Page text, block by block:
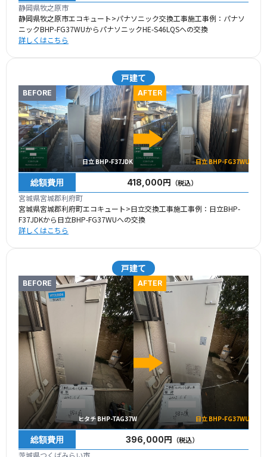
静岡県牧之原市
静岡県牧之原市エコキュート>パナソニック交換工事施工事例：パナソ
ニックBHP-FG37WUからパナソニックHE-S46LQSへの交換
詳しくはこちら
戸建て
BEFORE
日立 BHP-F37JDK
AFTER
日立 BHP-FG37WU
総額費用 418,000円 （税込）
宮城県宮城郡利府町
宮城県宮城郡利府町エコキュート>日立交換工事施工事例：日立BHP-
F37JDKから日立BHP-FG37WUへの交換
詳しくはこちら
戸建て
BEFORE
ヒタチ BHP-TAG37W
AFTER
日立 BHP-FG37WU
総額費用 396,000円 （税込）